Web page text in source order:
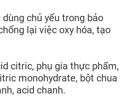
chủ yếu trong bảo
lại việc oxy hóa, tạo
citric, phụ gia thực phẩm,
monohydrate, bột chua
acid chanh.